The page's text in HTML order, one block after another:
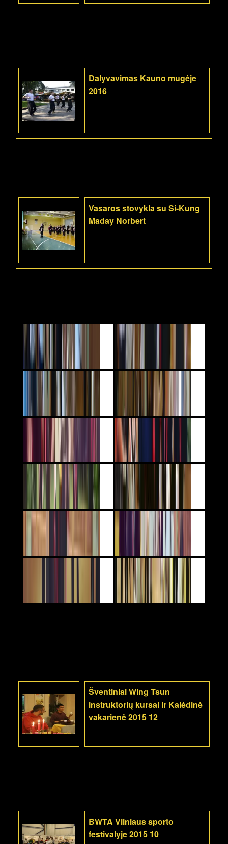
Dalyvavimas Kauno mugėje
2016
Vasaros stovykla su Si-Kung
Maday Norbert
Šventiniai Wing Tsun
instruktorių kursai ir Kalėdinė
vakarienė 2015 12
BWTA Vilniaus sporto
festivalyje 2015 10